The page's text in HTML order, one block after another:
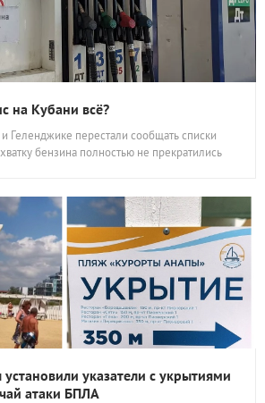
на Кубани всё?
Геленджике перестали сообщать списки
бензина полностью не прекратились
указатели с укрытиями
атаки БПЛА